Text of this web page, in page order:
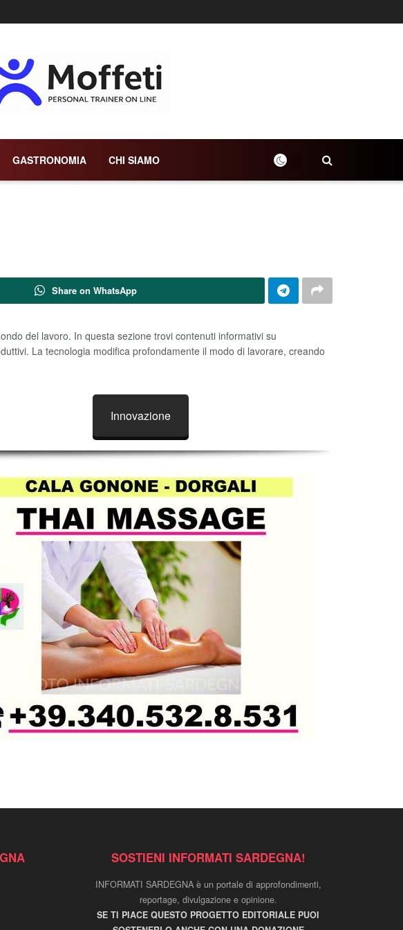
GASTRONOMIA CHI SIAMO
Share on WhatsApp
del lavoro. In questa sezione trovi contenuti informativi su
La tecnologia modifica profondamente il modo di lavorare, creando
Innovazione
SOSTIENI INFORMATI SARDEGNA!
INFORMATI SARDEGNA è un portale di approfondimenti,
reportage, divulgazione e opinione.
SE TI PIACE QUESTO PROGETTO EDITORIALE PUOI